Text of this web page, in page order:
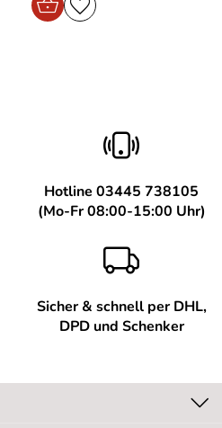
Hotline 03445 738105
(Mo-Fr 08:00-15:00 Uhr)
Sicher & schnell per DHL,
DPD und Schenker